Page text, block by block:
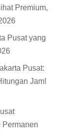
Premium,
Pusat yang
Pusat:
Jam!
Permanen